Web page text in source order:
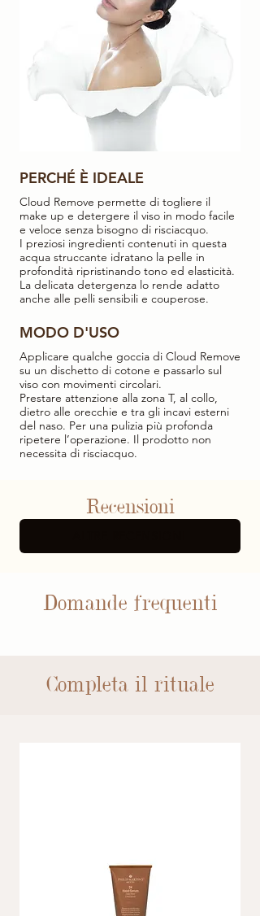
PERCHÉ È IDEALE
Cloud Remove permette di togliere il
make up e detergere il viso in modo facile
e veloce senza bisogno di risciacquo.
I preziosi ingredienti contenuti in questa
acqua struccante idratano la pelle in
profondità ripristinando tono ed elasticità.
La delicata detergenza lo rende adatto
anche alle pelli sensibili e couperose.
MODO D'USO
Applicare qualche goccia di Cloud Remove
su un dischetto di cotone e passarlo sul
viso con movimenti circolari.
Prestare attenzione alla zona T, al collo,
dietro alle orecchie e tra gli incavi esterni
del naso. Per una pulizia più profonda
ripetere l’operazione. Il prodotto non
necessita di risciacquo.
Recensioni
Domande frequenti
Completa il rituale